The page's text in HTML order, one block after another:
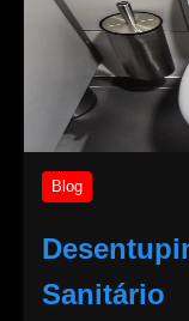
Blog
Sanitário